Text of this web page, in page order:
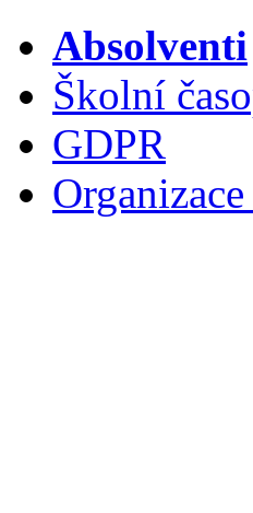
Absolventi
Školní
GDPR